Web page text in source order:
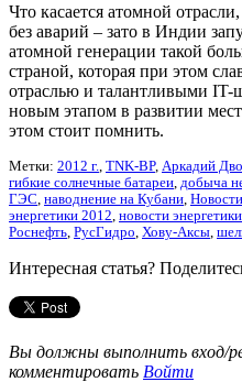
Что касается атомной
без аварий – зато в Индии
атомной генерации такой
страной, которая при этом
отраслью и талантливыми IT-
новым этапом в развитии
этом стоит помнить.
Метки: 2012 г., TNK-BP, Аркадий
гибкие солнечные батареи, добыча
ГЭС, наводнение на Кубани,
энергетики 2012, новости
Роснефть, РусГидро, Хову-Аксы,
Интересная статья?
Вы должны выполнить вход/
комментировать Войти